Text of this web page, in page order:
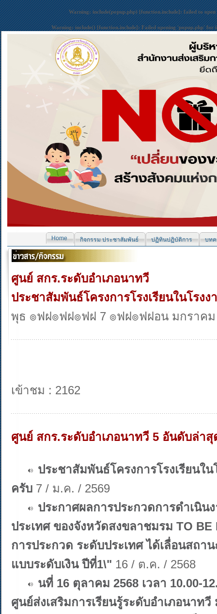
Warning: include(popup.php) [function.include]: failed to
Warning: include() [function.include]: Failed opening 'popup.php' for
Home กิจกรรม ประชาสัมพันธ์ ปฏิทินปฏิบัติการ บทค
ศูนย์ สกร.ระดับอำเภอนาทวี
ประชาสัมพันธ์โครงการโรงเรียนในโรง
พุธ ๏ฟฝ๏ฟฝ๏ฟฝ 7 ๏ฟฝ๏ฟฝอน มกราคม
เข้าชม : 2162
ศูนย์ สกร.ระดับอำเภอนาทวี 5 อันดับล่าสุ
ประชาสัมพันธ์โครงการโรงเรียนใ
ครับ 7 / ม.ค. / 2569
ประกาศผลการประกวดการดำเนิน
ประเทศ ของจังหวัดสงขลาชมรม TO
การประกวด ระดับประเทศ ได้เลื่อนสถ
แบบระดับเงิน ปีที่1\" 16 / ต.ค. / 2568
นที่ 16 ตุลาคม 2568 เวลา 10.00-
ศูนย์ส่งเสริมการเรียนรู้ระดับอำเภอนา